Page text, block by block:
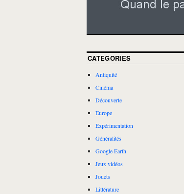
CATEGORIES
Antiquité
Cinéma
Découverte
Europe
Expérimentation
Généralités
Google Earth
Jeux vidéos
Jouets
Littérature